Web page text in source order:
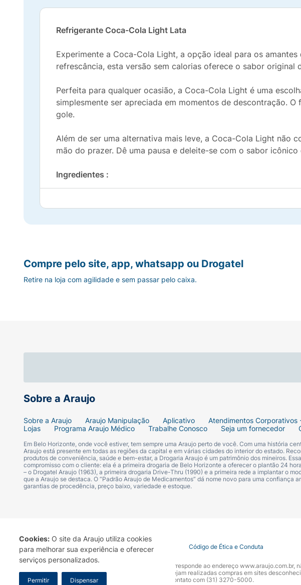
Cookies: O site da Araujo utiliza cookies
para melhorar sua experiência e oferecer
serviços personalizados.
Permitir Dispensar
Refrigerante Coca-Cola Light Lata
Experimente a Coca-Cola Light, a opção ideal para os
refrescância, esta versão sem calorias oferece o sabor
Perfeita para qualquer ocasião, a Coca-Cola Light é uma
simplesmente ser apreciada em momentos de descontração.
gole.
Além de ser uma alternativa mais leve, a Coca-Cola Light não
mão do prazer. Dê uma pausa e deleite-se com o sabor
Ingredientes :
Água gaseificada, extrato de noz de cola, cafeína, aroma
e acesulfame de potássio (16mg) por 100ml, conservador de
Não Contém
Aromatizante* :
Não Contém
Contém
Sobre a Araujo
Sobre a Araujo Araujo Manipulação Aplicativo Atendimentos Corporativos
Lojas
Programa Araujo Médico Trabalhe Conosco Seja um fornecedor
Em Belo Horizonte, onde você estiver, tem sempre uma Araujo perto de você. Com uma história
Araujo está presente em todas as regiões da capital e em várias cidades do interior do estado.
produtos de conveniência, saúde e bem-estar, a Drogaria Araujo é um patrimônio dos mineiros.
compromisso com o cliente: ela é a primeira drogaria de Belo Horizonte a oferecer o plantão 24
– o Drogatel Araujo (1963), a primeira drogaria Drive-Thru (1990) e a primeira rede a implantar o
que a Araujo se destaca. O “Padrão Araujo de Medicamentos” dá nome novo para uma confiança
garantias de procedência, preço baixo, variedade e estoque.
Compre pelo site, app, whatsapp ou Drogatel
Retire na loja com agilidade e sem passar pelo caixa.
Termo de Uso Portal da Privacidade Covid-19 Código de Ética e Conduta
A Drogaria Araujo S/A informa que o seu site oficial corresponde ao endereço
marca. Para sua segurança recomendamos que não sejam realizadas compras em sites
Araujo S.A. Em caso de dúvidas, gentileza entrar em contato com (31) 3270-5000.